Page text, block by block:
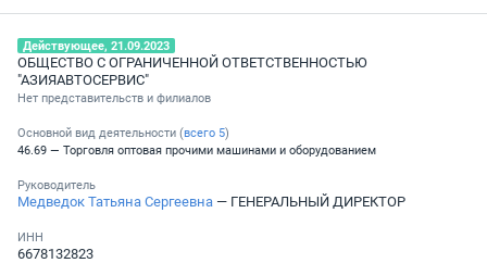
Действующее, 21.09.2023
ОБЩЕСТВО С ОГРАНИЧЕННОЙ ОТВЕТСТВЕННОСТЬЮ
"АЗИЯАВТОСЕРВИС"
Нет представительств и филиалов
Основной вид деятельности (всего 5)
46.69 — Торговля оптовая прочими машинами и оборудованием
Руководитель
Медведок Татьяна Сергеевна — ГЕНЕРАЛЬНЫЙ ДИРЕКТОР
ИНН
6678132823